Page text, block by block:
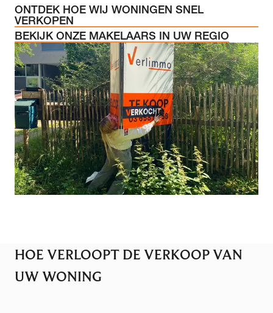
ONTDEK HOE WIJ WONINGEN SNEL
VERKOPEN
BEKIJK ONZE MAKELAARS IN UW REGIO
HOE VERLOOPT DE VERKOOP VAN
UW WONING